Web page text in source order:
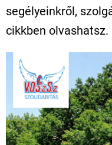
segélyeinkről,
cikkben olvashatsz.